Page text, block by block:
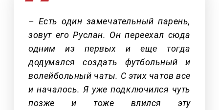
– Есть один замечательный парень,
зовут его Руслан. Он переехал сюда
одним из первых и еще тогда
додумался создать футбольный и
волейбольный чаты. С этих чатов все
и началось. Я уже подключился чуть
позже и тоже влился эту